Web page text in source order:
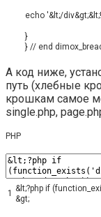
echo '&lt;/
}
} // end
А код ниже,
путь (хлебные
крошкам самое
single.php,
PHP
1 &lt;?php if (
&gt;